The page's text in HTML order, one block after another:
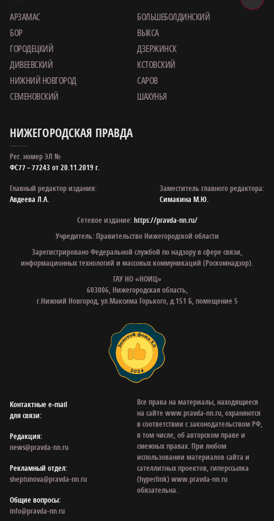
АРЗАМАС
БОЛЬШЕБОЛДИНСКИЙ
БОР
ВЫКСА
ГОРОДЕЦКИЙ
ДЗЕРЖИНСК
ДИВЕЕВСКИЙ
КСТОВСКИЙ
НИЖНИЙ НОВГОРОД
САРОВ
СЕМЕНОВСКИЙ
ШАХУНЬЯ
НИЖЕГОРОДСКАЯ ПРАВДА
Рег. номер ЭЛ №
ФС77 – 77243 от 20.11.2019 г.
Главный редактор издания:
Авдеева Л.А.
Заместитель главного редактора:
Симакина М.Ю.
Сетевое издание:https://pravda-nn.ru/
Учредитель: Правительство Нижегородской области
Зарегистрировано Федеральной службой по надзору в сфере связи,
информационных технологий и массовых коммуникаций (Роскомнадзор).
ГАУ НО «НОИЦ»
603006, Нижегородская область,
г.Нижний Новгород, ул.Максима Горького, д.151 Б, помещение 5
Контактные e‑mail
для связи:
Редакция:
news@pravda-nn.ru
Рекламный отдел:
sheptunova@pravda-nn.ru
Общие вопросы:
info@pravda-nn.ru
Все права на материалы, находящиеся
на сайте www.pravda-nn.ru, охраняются
в соответствии с законодательством РФ,
в том числе, об авторском праве и
смежных правах. При любом
использовании материалов сайта и
сателлитных проектов, гиперссылка
(hyperlink) www.pravda-nn.ru
обязательна.